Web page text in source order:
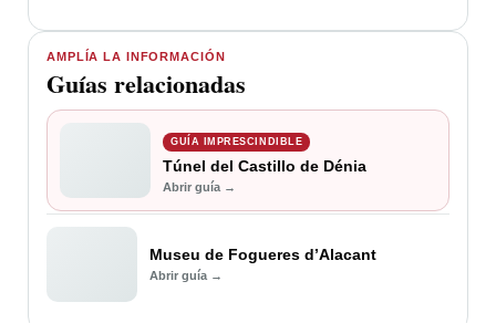
AMPLÍA LA INFORMACIÓN
Guías relacionadas
GUÍA IMPRESCINDIBLE
Túnel del Castillo de Dénia
Abrir guía →
Museu de Fogueres d’Alacant
Abrir guía →